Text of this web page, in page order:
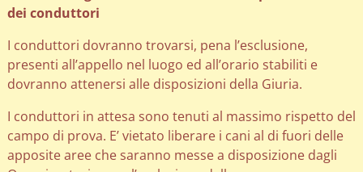
dei conduttori
I conduttori dovranno trovarsi, pena l’esclusione,
presenti all’appello nel luogo ed all’orario stabiliti e
dovranno attenersi alle disposizioni della Giuria.
I conduttori in attesa sono tenuti al massimo rispetto del
campo di prova. E’ vietato liberare i cani al di fuori delle
apposite aree che saranno messe a disposizione dagli